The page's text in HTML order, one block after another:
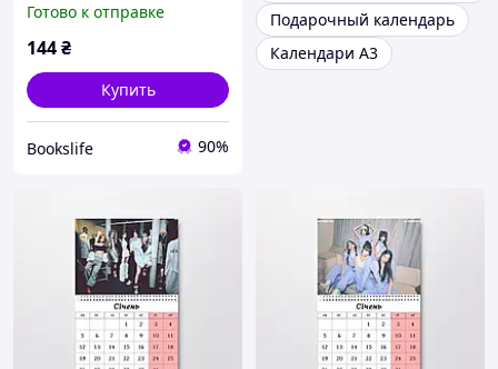
Готово к отправке
144₴
Купить
Bookslife 90%
Подарочный календарь
Календари А3